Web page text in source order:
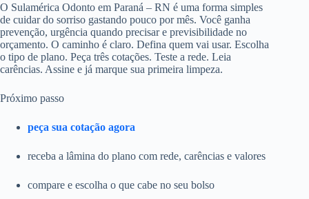
O Sulamérica Odonto em Paraná – RN é uma forma simples
de cuidar do sorriso gastando pouco por mês. Você ganha
prevenção, urgência quando precisar e previsibilidade no
orçamento. O caminho é claro. Defina quem vai usar. Escolha
o tipo de plano. Peça três cotações. Teste a rede. Leia
carências. Assine e já marque sua primeira limpeza.
Próximo passo
peça sua cotação agora
receba a lâmina do plano com rede, carências e valores
compare e escolha o que cabe no seu bolso